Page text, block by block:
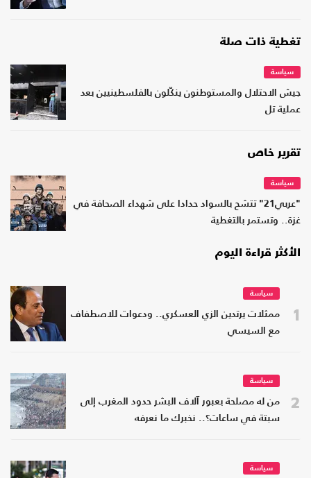
تغطية ذات صلة
سياسة
جيش الاحتلال والمستوطنون ينكّلون بالفلسطينيين بعد
عملية تل
تقرير خاص
سياسة
"عربي21" تتشح بالسواد حدادا على شهداء الصحافة في
غزة.. وتستمر بالتغطية
الأكثر قراءة اليوم
1
سياسة
ممثلات يرتدين الزي العسكري.. ودعوات للاصطفاف
مع السيسي
2
سياسة
من له مصلحة بعبور آلاف البشر حدود المغرب إلى
سبتة في ساعات؟.. نخبرك ما نعرفه
سياسة